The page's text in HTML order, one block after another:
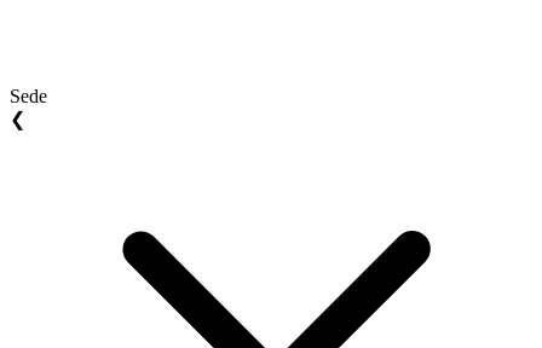
Sede
❮